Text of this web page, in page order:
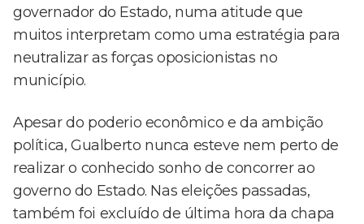
governador do Estado, numa atitude que
muitos interpretam como uma estratégia para
neutralizar as forças oposicionistas no
município.
Apesar do poderio econômico e da ambição
política, Gualberto nunca esteve nem perto de
realizar o conhecido sonho de concorrer ao
governo do Estado. Nas eleições passadas,
também foi excluído de última hora da chapa